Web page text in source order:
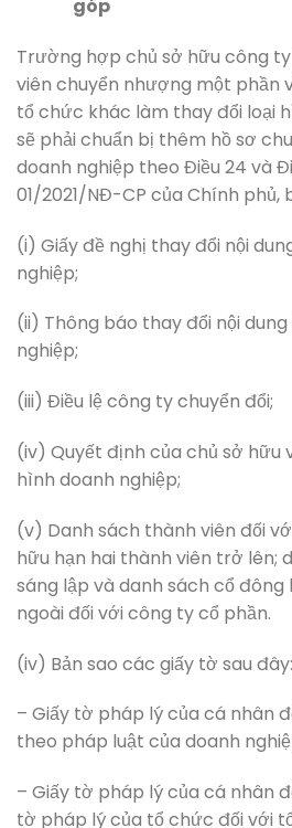
góp
Trường hợp chủ sở hữu công
viên chuyển nhượng một phần
tổ chức khác làm thay đổi loại
sẽ phải chuẩn bị thêm hồ sơ
doanh nghiệp theo Điều 24 và
01/2021/NĐ-CP của Chính phủ,
(i) Giấy đề nghị thay đổi nội
nghiệp;
(ii) Thông báo thay đổi nội
nghiệp;
(iii) Điều lệ công ty chuyển đổi;
(iv) Quyết định của chủ sở hữu
hình doanh nghiệp;
(v) Danh sách thành viên đối
hữu hạn hai thành viên trở lên;
sáng lập và danh sách cổ
ngoài đối với công ty cổ phần.
(iv) Bản sao các giấy tờ sau đây:
– Giấy tờ pháp lý của cá nhân
theo pháp luật của doanh
– Giấy tờ pháp lý của cá nhân
tờ pháp lý của tổ chức đối với